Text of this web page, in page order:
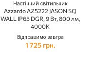
Настінний світильник
Azzardo AZ5222 JASON SQ
WALL IP65 DGR, 9 Вт, 800 лм,
4000K
Відправимо завтра
1 725 грн.